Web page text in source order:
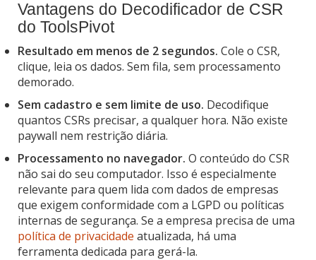
Vantagens do Decodificador de CSR
do ToolsPivot
Resultado em menos de 2 segundos. Cole o CSR,
clique, leia os dados. Sem fila, sem processamento
demorado.
Sem cadastro e sem limite de uso. Decodifique
quantos CSRs precisar, a qualquer hora. Não existe
paywall nem restrição diária.
Processamento no navegador. O conteúdo do CSR
não sai do seu computador. Isso é especialmente
relevante para quem lida com dados de empresas
que exigem conformidade com a LGPD ou políticas
internas de segurança. Se a empresa precisa de uma
política de privacidade atualizada, há uma
ferramenta dedicada para gerá-la.